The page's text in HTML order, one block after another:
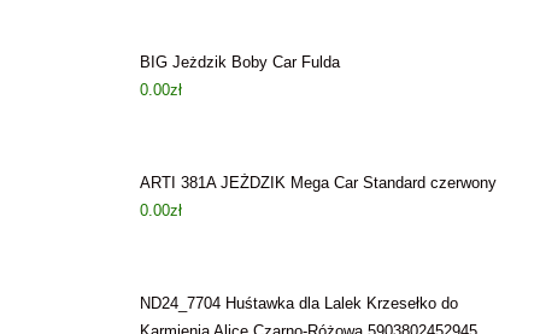
BIG Jeżdzik Boby Car Fulda
0.00zł
ARTI 381A JEŻDZIK Mega Car Standard czerwony
0.00zł
ND24_7704 Huśtawka dla Lalek Krzesełko do